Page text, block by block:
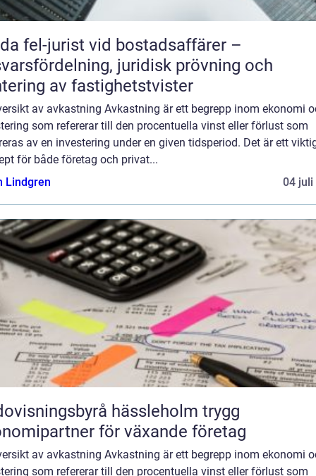
fel-jurist vid bostadsaffärer –
juridisk prövning och
av fastighetstvister
av avkastning Avkastning är ett begrepp inom ekonomi
som refererar till den procentuella vinst eller förlust som
av en investering under en given tidsperiod. Det är ett
för både företag och privat...
Lindgren
04 juli
hässleholm trygg
för växande företag
av avkastning Avkastning är ett begrepp inom ekonomi
som refererar till den procentuella vinst eller förlust som